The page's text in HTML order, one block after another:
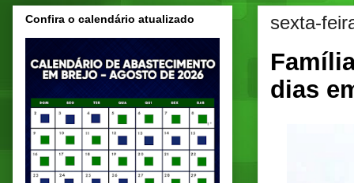
sexta-
dias
Confira o calendário atualizado